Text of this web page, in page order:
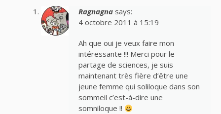
Ragnagna says:
4 octobre 2011 à 15:19
Ah que oui je veux faire mon
intéressante !!! Merci pour le
partage de sciences, je suis
maintenant très fière d’être une
jeune femme qui soliloque dans son
sommeil c’est-à-dire une
somniloque !!